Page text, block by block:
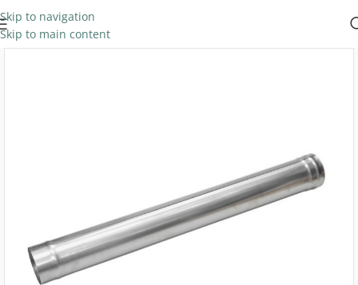
Skip to navigation
Skip to main content